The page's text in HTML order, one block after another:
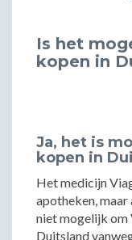
Is het
kopen in
Ja, het is
kopen in
Het medicijn
apotheken, maar
niet mogelijk om
Duitsland